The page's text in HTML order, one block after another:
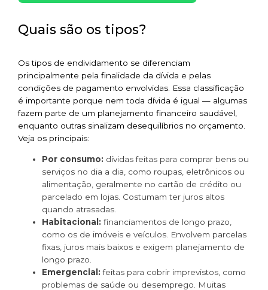
Quais são os tipos?
Os tipos de endividamento se diferenciam
principalmente pela finalidade da dívida e pelas
condições de pagamento envolvidas. Essa classificação
é importante porque nem toda dívida é igual — algumas
fazem parte de um planejamento financeiro saudável,
enquanto outras sinalizam desequilíbrios no orçamento.
Veja os principais:
Por consumo: dívidas feitas para comprar bens ou
serviços no dia a dia, como roupas, eletrônicos ou
alimentação, geralmente no cartão de crédito ou
parcelado em lojas. Costumam ter juros altos
quando atrasadas.
Habitacional: financiamentos de longo prazo,
como os de imóveis e veículos. Envolvem parcelas
fixas, juros mais baixos e exigem planejamento de
longo prazo.
Emergencial: feitas para cobrir imprevistos, como
problemas de saúde ou desemprego. Muitas